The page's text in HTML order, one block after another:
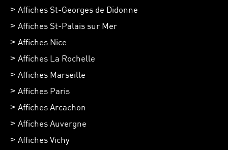
Affiches St-Georges de Didonne
Affiches St-Palais sur Mer
Affiches Nice
Affiches La Rochelle
Affiches Marseille
Affiches Paris
Affiches Arcachon
Affiches Auvergne
Affiches Vichy